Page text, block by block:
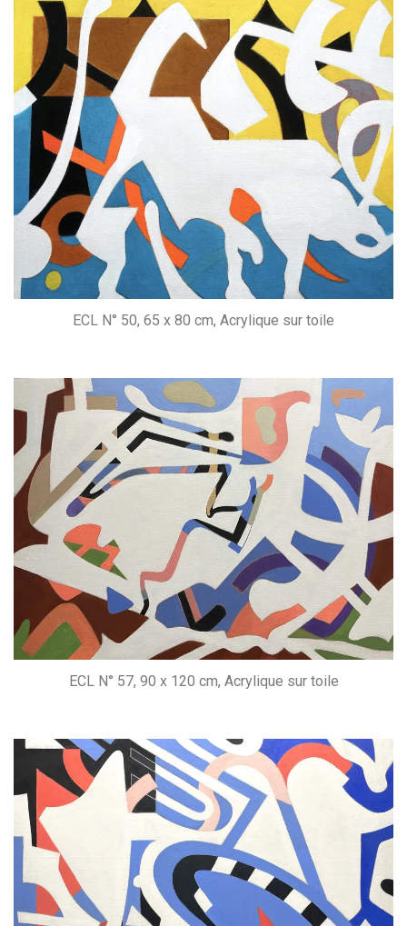
ECL N° 50, 65 x 80 cm, Acrylique sur toile
ECL N° 57, 90 x 120 cm, Acrylique sur toile